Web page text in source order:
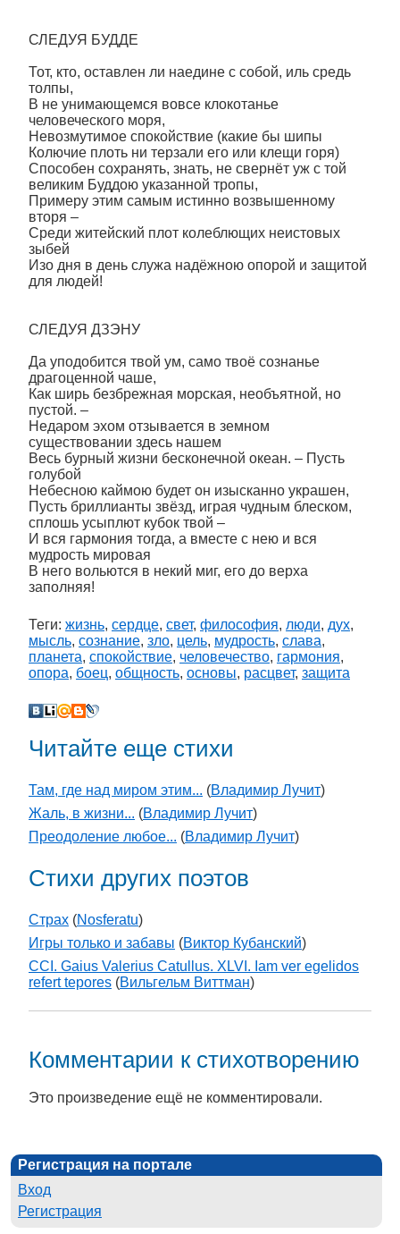
СЛЕДУЯ БУДДЕ
Тот, кто, оставлен ли наедине с собой, иль средь
толпы,
В не унимающемся вовсе клокотанье
человеческого моря,
Невозмутимое спокойствие (какие бы шипы
Колючие плоть ни терзали его или клещи горя)
Способен сохранять, знать, не свернёт уж с той
великим Буддою указанной тропы,
Примеру этим самым истинно возвышенному
вторя –
Среди житейский плот колеблющих неистовых
зыбей
Изо дня в день служа надёжною опорой и защитой
для людей!
СЛЕДУЯ ДЗЭНУ
Да уподобится твой ум, само твоё сознанье
драгоценной чаше,
Как ширь безбрежная морская, необъятной, но
пустой. –
Недаром эхом отзывается в земном
существовании здесь нашем
Весь бурный жизни бесконечной океан. – Пусть
голубой
Небесною каймою будет он изысканно украшен,
Пусть бриллианты звёзд, играя чудным блеском,
сплошь усыплют кубок твой –
И вся гармония тогда, а вместе с нею и вся
мудрость мировая
В него вольются в некий миг, его до верха
заполняя!
Теги: жизнь, сердце, свет, философия, люди, дух,
мысль, сознание, зло, цель, мудрость, слава,
планета, спокойствие, человечество, гармония,
опора, боец, общность, основы, расцвет, защита
Читайте еще стихи
Там, где над миром этим... (Владимир Лучит)
Жаль, в жизни... (Владимир Лучит)
Преодоление любое... (Владимир Лучит)
Стихи других поэтов
Страх (Nosferatu)
Игры только и забавы (Виктор Кубанский)
CCI. Gaius Valerius Catullus. XLVI. Iam ver egelidos
refert tepores (Вильгельм Виттман)
Комментарии к стихотворению
Это произведение ещё не комментировали.
Регистрация на портале
Вход
Регистрация